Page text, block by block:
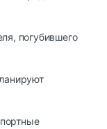
погубившего